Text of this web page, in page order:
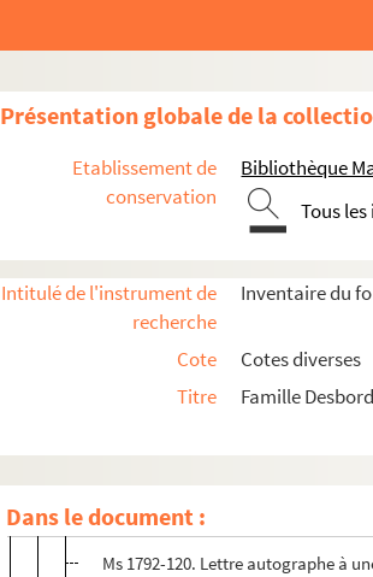
Présentation globale de la
Etablissement de
conservation
Bibliothèque
Tous
Intitulé de l'instrument de
recherche
Inventaire du
Cote
Cotes diverses
Titre
Famille
Dans le document :
Ms 1792-95. Lettre autographe d'Henri
Ms 1792-98. Lettre autographe de
Ms 1792-99. Lettre autographe de
Ms 1792-100. Lettre autographe de
Ms 1792-101. Lettre autographe de
Ms 1792-102. Lettre autographe de
Ms 1792-103. Lettre autographe de
Ms 1792-104. Lettre autographe de
Ms 1792-119 à Ms 1792-137. Lettres
Ms 1792-119. Lettre à une
Ms 1792-120. Lettre autographe à